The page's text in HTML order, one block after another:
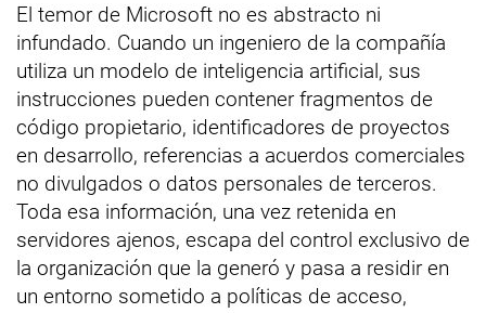
El temor de Microsoft no es abstracto ni
infundado. Cuando un ingeniero de la compañía
utiliza un modelo de inteligencia artificial, sus
instrucciones pueden contener fragmentos de
código propietario, identificadores de proyectos
en desarrollo, referencias a acuerdos comerciales
no divulgados o datos personales de terceros.
Toda esa información, una vez retenida en
servidores ajenos, escapa del control exclusivo de
la organización que la generó y pasa a residir en
un entorno sometido a políticas de acceso,